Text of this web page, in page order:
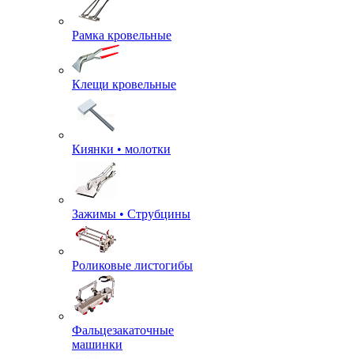
Рамка кровельные
Клещи кровельные
Киянки • молотки
Зажимы • Струбцины
Роликовые листогибы
Фальцезакаточные
машинки